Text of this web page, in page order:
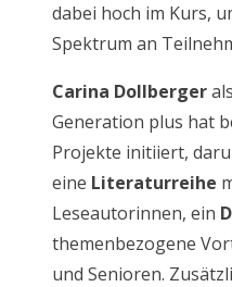
dabei hoch im Kurs,
Spektrum an
Carina Dollberger
Generation plus hat
Projekte initiiert,
eine Literaturreihe
Leseautorinnen, ein
themenbezogene
und Senioren.